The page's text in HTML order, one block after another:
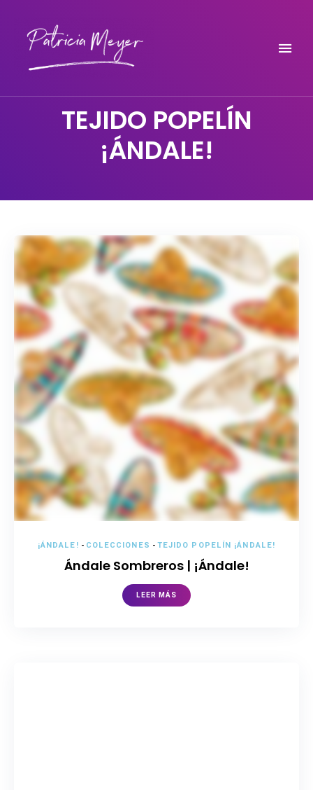
TEJIDO POPELÍN
¡ÁNDALE!
¡ÁNDALE! - COLECCIONES -TEJIDO POPELÍN ¡ÁNDALE!
Ándale Sombreros | ¡Ándale!
LEER MÁS